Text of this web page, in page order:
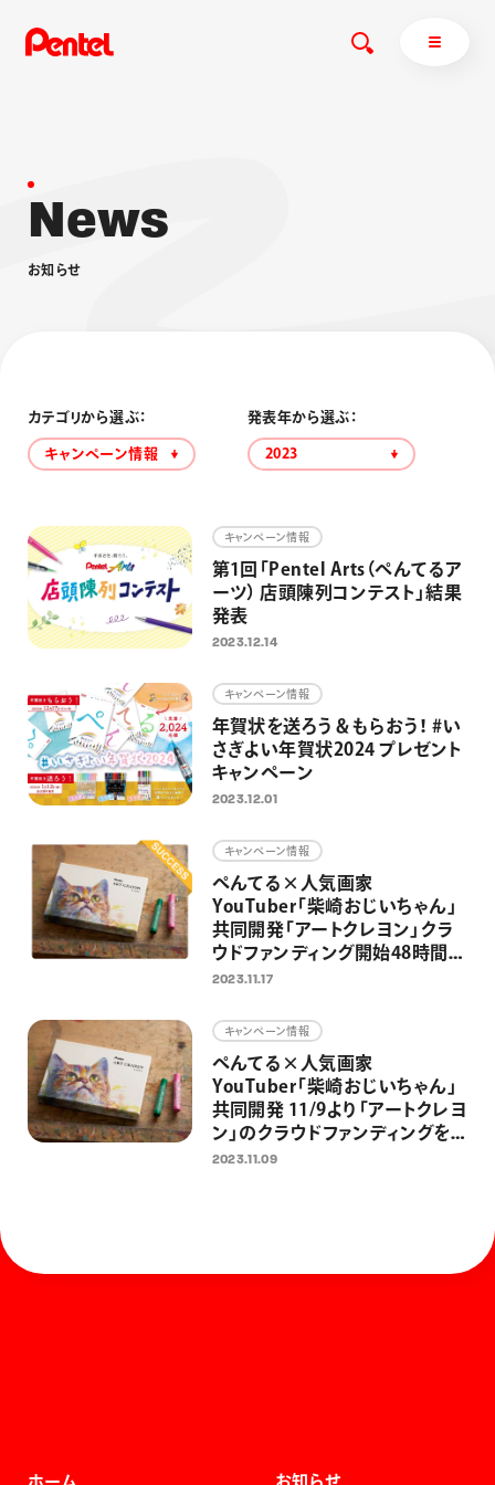
商品を探す
ブラッシュ（筆）
その他
採用情報
運営会社
News
お知 らせ
カテゴリから選ぶ：
キャンペーン情報
発表年から選ぶ：
2023
キャンペーン情報
第1回「Pentel Arts（ぺんてるア
ーツ） 店頭陳列コンテスト」結果
発表
2023.12.14
キャンペーン情報
年賀状を送ろう＆もらおう！ #い
さぎよい年賀状2024 プレゼント
キャンペーン
2023.12.01
キャンペーン情報
ぺんてる×人気画家
YouTuber「柴崎おじいちゃん」
共同開発「アートクレヨン」クラ
ウドファンディング開始48時間で
目標達成
2023.11.17
キャンペーン情報
ぺんてる×人気画家
YouTuber「柴崎おじいちゃん」
共同開発 11/9より「アートクレヨ
ン」のクラウドファンディングを
開始 ぺんてる初のクラファン
2023.11.09
ホーム お知らせ